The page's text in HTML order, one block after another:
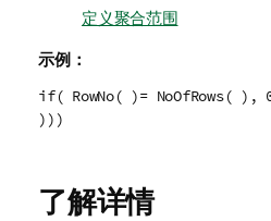
定义聚合范围
示例：
if( RowNo( )= NoOfRows( ),
)))
了解详情